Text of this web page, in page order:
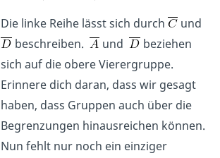
Die linke Reihe lässt sich durch
und
beschreiben.
und
beziehen
sich auf die obere Vierergruppe.
Erinnere dich daran, dass wir gesagt
haben, dass Gruppen auch über die
Begrenzungen hinausreichen können.
Nun fehlt nur noch ein einziger